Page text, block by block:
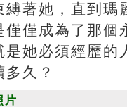
縛著她，直到瑪
僅僅成為了那個
是她必須經歷的
多久？
片